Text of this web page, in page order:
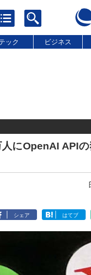
ック ビジネス
にOpenAI API
シェア はてブ